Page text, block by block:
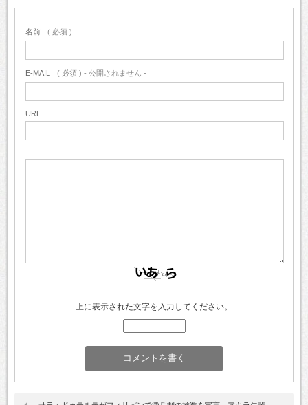
名前 ( 必須 )
E-MAIL ( 必須 ) - 公開されません -
URL
上に表示された文字を入力してください。